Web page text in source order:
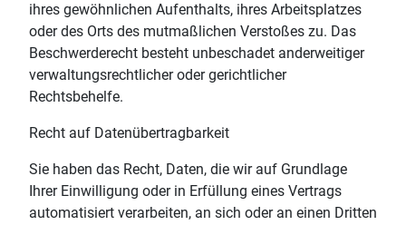
ihres gewöhnlichen Aufenthalts, ihres Arbeitsplatzes
oder des Orts des mutmaßlichen Verstoßes zu. Das
Beschwerderecht besteht unbeschadet anderweitiger
verwaltungsrechtlicher oder gerichtlicher
Rechtsbehelfe.
Recht auf Datenübertragbarkeit
Sie haben das Recht, Daten, die wir auf Grundlage
Ihrer Einwilligung oder in Erfüllung eines Vertrags
automatisiert verarbeiten, an sich oder an einen Dritten